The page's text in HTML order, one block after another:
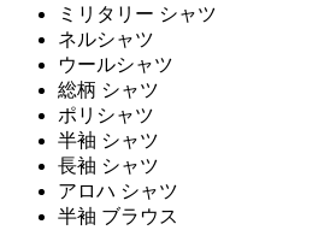
ミリタリー シャツ
ネルシャツ
ウールシャツ
総柄 シャツ
ポリシャツ
半袖 シャツ
長袖 シャツ
アロハ シャツ
半袖 ブラウス